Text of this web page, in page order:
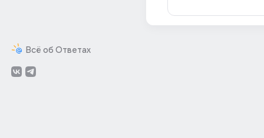
Всё об Ответах